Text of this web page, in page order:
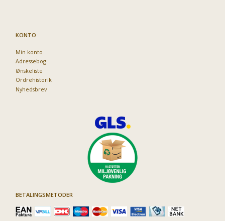
KONTO
Min konto
Adressebog
Ønskeliste
Ordrehistorik
Nyhedsbrev
BETALINGSMETODER